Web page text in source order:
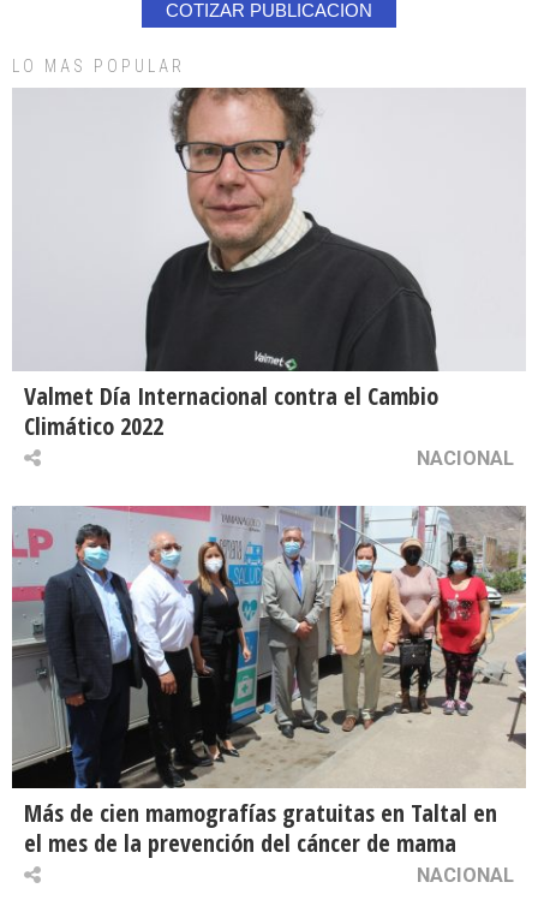
COTIZAR PUBLICACION
LO MAS POPULAR
Valmet Día Internacional contra el Cambio
Climático 2022
NACIONAL
Más de cien mamografías gratuitas en Taltal en
el mes de la prevención del cáncer de mama
NACIONAL